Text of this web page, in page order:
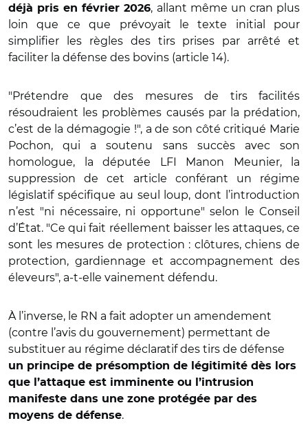
déjà pris en février 2026, allant même un cran plus
loin que ce que prévoyait le texte initial pour
simplifier les règles des tirs prises par arrêté et
faciliter la défense des bovins (article 14).
"Prétendre que des mesures de tirs facilités
résoudraient les problèmes causés par la prédation,
c’est de la démagogie !", a de son côté critiqué Marie
Pochon, qui a soutenu sans succès avec son
homologue, la députée LFI Manon Meunier, la
suppression de cet article conférant un régime
législatif spécifique au seul loup, dont l’introduction
n’est "ni nécessaire, ni opportune" selon le Conseil
d’État. "Ce qui fait réellement baisser les attaques, ce
sont les mesures de protection : clôtures, chiens de
protection, gardiennage et accompagnement des
éleveurs", a-t-elle vainement défendu.
À l’inverse, le RN a fait adopter un amendement
(contre l’avis du gouvernement) permettant de
substituer au régime déclaratif des tirs de défense
un principe de présomption de légitimité dès lors
que l’attaque est imminente ou l’intrusion
manifeste dans une zone protégée par des
moyens de défense.